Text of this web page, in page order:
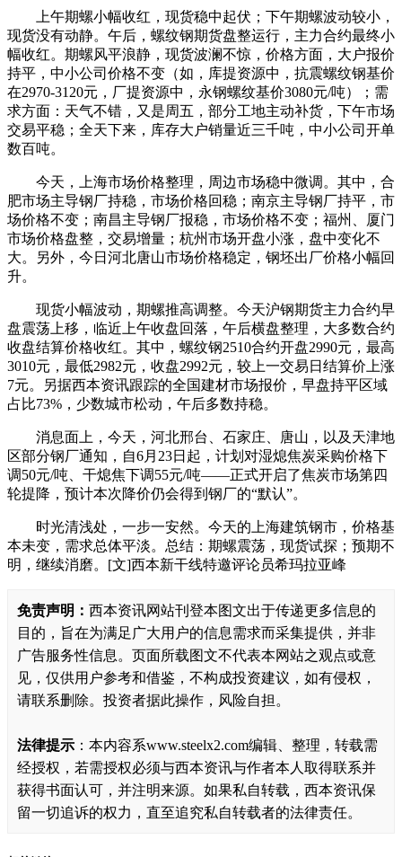
上午期螺小幅收红，现货稳中起伏；下午期螺波动较小，
现货没有动静。午后，螺纹钢期货盘整运行，主力合约最终小
幅收红。期螺风平浪静，现货波澜不惊，价格方面，大户报价
持平，中小公司价格不变（如，库提资源中，抗震螺纹钢基价
在2970-3120元，厂提资源中，永钢螺纹基价3080元/吨）；需
求方面：天气不错，又是周五，部分工地主动补货，下午市场
交易平稳；全天下来，库存大户销量近三千吨，中小公司开单
数百吨。
今天，上海市场价格整理，周边市场稳中微调。其中，合
肥市场主导钢厂持稳，市场价格回稳；南京主导钢厂持平，市
场价格不变；南昌主导钢厂报稳，市场价格不变；福州、厦门
市场价格盘整，交易增量；杭州市场开盘小涨，盘中变化不
大。另外，今日河北唐山市场价格稳定，钢坯出厂价格小幅回
升。
现货小幅波动，期螺推高调整。今天沪钢期货主力合约早
盘震荡上移，临近上午收盘回落，午后横盘整理，大多数合约
收盘结算价格收红。其中，螺纹钢2510合约开盘2990元，最高
3010元，最低2982元，收盘2992元，较上一交易日结算价上涨
7元。另据西本资讯跟踪的全国建材市场报价，早盘持平区域
占比73%，少数城市松动，午后多数持稳。
消息面上，今天，河北邢台、石家庄、唐山，以及天津地
区部分钢厂通知，自6月23日起，计划对湿熄焦炭采购价格下
调50元/吨、干熄焦下调55元/吨——正式开启了焦炭市场第四
轮提降，预计本次降价仍会得到钢厂的“默认”。
时光清浅处，一步一安然。今天的上海建筑钢市，价格基
本未变，需求总体平淡。总结：期螺震荡，现货试探；预期不
明，继续消磨。[文]西本新干线特邀评论员希玛拉亚峰
免责声明： 西本资讯网站刊登本图文出于传递更多信息的
目的，旨在为满足广大用户的信息需求而采集提供，并非
广告服务性信息。页面所载图文不代表本网站之观点或意
见，仅供用户参考和借鉴，不构成投资建议，如有侵权，
请联系删除。投资者据此操作，风险自担。
法律提示 ：本内容系www.steelx2.com编辑、整理，转载需
经授权，若需授权必须与西本资讯与作者本人取得联系并
获得书面认可，并注明来源。如果私自转载，西本资讯保
留一切追诉的权力，直至追究私自转载者的法律责任。